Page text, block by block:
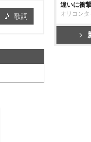
歌詞
違いに衝
オリコン